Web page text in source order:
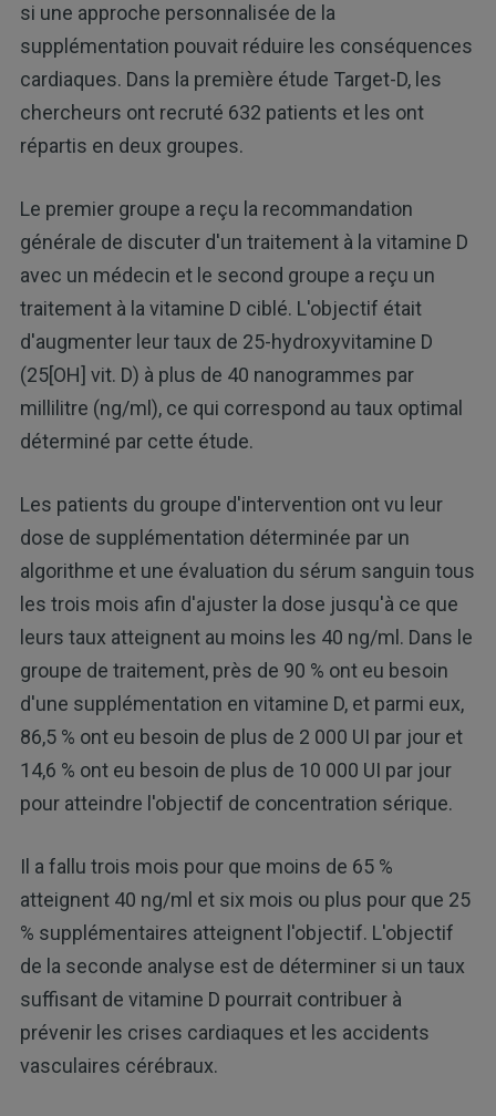
si une approche personnalisée de la
supplémentation pouvait réduire les conséquences
cardiaques. Dans la première étude Target-D, les
chercheurs ont recruté 632 patients et les ont
répartis en deux groupes.
Le premier groupe a reçu la recommandation
générale de discuter d'un traitement à la vitamine D
avec un médecin et le second groupe a reçu un
traitement à la vitamine D ciblé. L'objectif était
d'augmenter leur taux de 25-hydroxyvitamine D
(25[OH] vit. D) à plus de 40 nanogrammes par
millilitre (ng/ml), ce qui correspond au taux optimal
déterminé par cette étude.
Les patients du groupe d'intervention ont vu leur
dose de supplémentation déterminée par un
algorithme et une évaluation du sérum sanguin tous
les trois mois afin d'ajuster la dose jusqu'à ce que
leurs taux atteignent au moins les 40 ng/ml. Dans le
groupe de traitement, près de 90 % ont eu besoin
d'une supplémentation en vitamine D, et parmi eux,
86,5 % ont eu besoin de plus de 2 000 UI par jour et
14,6 % ont eu besoin de plus de 10 000 UI par jour
pour atteindre l'objectif de concentration sérique.
Il a fallu trois mois pour que moins de 65 %
atteignent 40 ng/ml et six mois ou plus pour que 25
% supplémentaires atteignent l'objectif. L'objectif
de la seconde analyse est de déterminer si un taux
suffisant de vitamine D pourrait contribuer à
prévenir les crises cardiaques et les accidents
vasculaires cérébraux.